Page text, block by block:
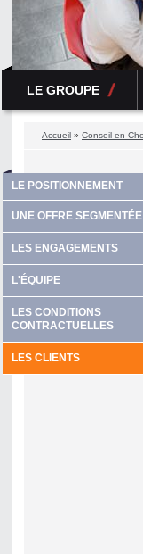
LE GROUPE
Accueil » Conseil en
LE POSITIONNEMENT
UNE OFFRE SEGMENTÉE
LES ENGAGEMENTS
L'ÉQUIPE
LES CONDITIONS
CONTRACTUELLES
LES CLIENTS